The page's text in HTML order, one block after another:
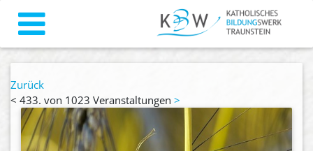
Zurück
< 433. von 1023 Veranstaltungen >